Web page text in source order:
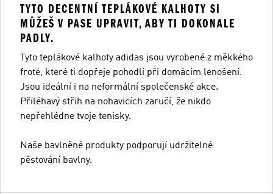
TYTO DECENTNÍ TEPLÁKOVÉ KALHOTY SI
MŮŽEŠ V PASE UPRAVIT, ABY TI DOKONALE
PADLY.
Tyto teplákové kalhoty adidas jsou vyrobené z měkkého
froté, které ti dopřeje pohodlí při domácím lenošení.
Jsou ideální i na neformální společenské akce.
Přiléhavý střih na nohavicích zaručí, že nikdo
nepřehlédne tvoje tenisky.
Naše bavlněné produkty podporují udržitelné
pěstování bavlny.